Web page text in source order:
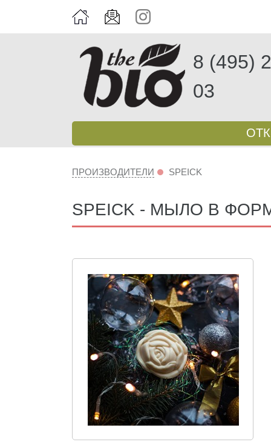
8 (495)
03
ПРОИЗВОДИТЕЛИ SPEICK
SPEICK - МЫЛО В